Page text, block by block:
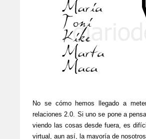
No se cómo hemos llegado a
relaciones 2.0. Si uno se pone a
viendo las cosas desde fuera, es
virtual, aun así, la mayoría de